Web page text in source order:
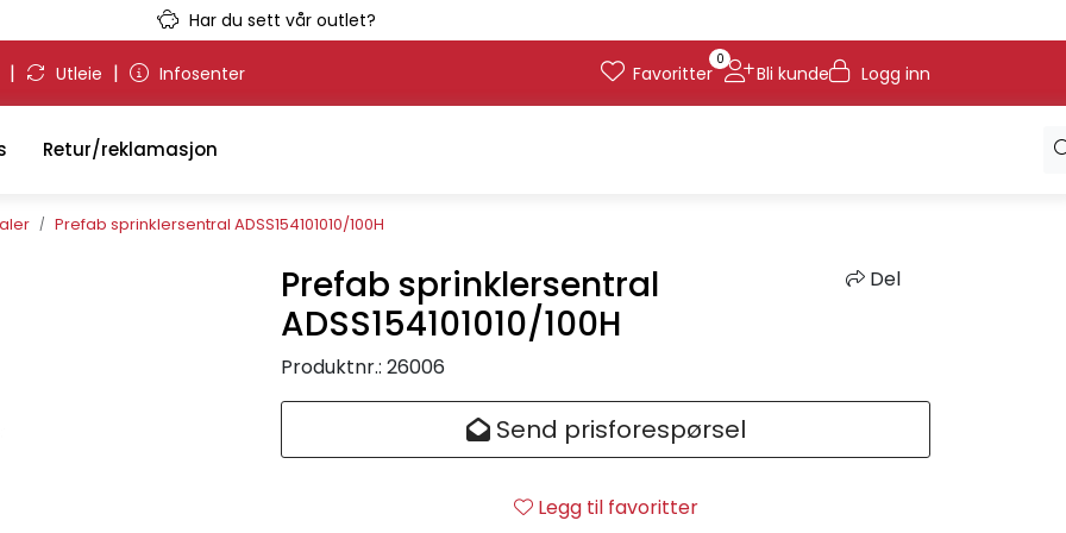
Har du sett vår outlet?
| Utleie | Infosenter
0
Favoritter Bli kunde Logg inn
Retur/reklamasjon
Prefab sprinklersentral ADSS154101010/100H
Prefab sprinklersentral
ADSS154101010/100H
Produktnr.: 26006
Del
Send prisforespørsel
Legg til favoritter